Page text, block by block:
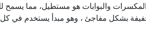
والبوابات هو مستطيل، مما يسمح
بشكل مفاجئ ، وهو مبدأ يستخدم